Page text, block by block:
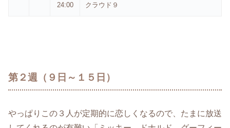
24:00 クラウド９
第２週（９日～１５日）
やっぱりこの３人が定期的に恋しくなるので、たまに放送